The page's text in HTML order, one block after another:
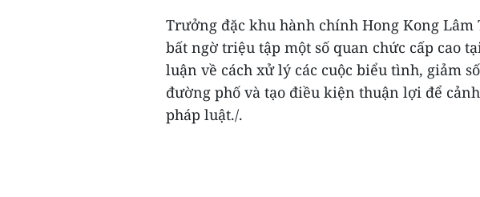
Trưởng đặc khu hành chính Hong Kong Lâm
bất ngờ triệu tập một số quan chức cấp cao
luận về cách xử lý các cuộc biểu tình, giảm
đường phố và tạo điều kiện thuận lợi để
pháp luật./.